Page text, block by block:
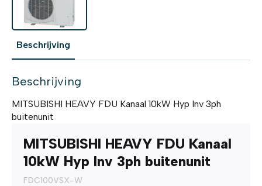
Beschrijving
Beschrijving
MITSUBISHI HEAVY FDU Kanaal 10kW Hyp Inv 3ph
buitenunit
MITSUBISHI HEAVY FDU Kanaal
10kW Hyp Inv 3ph buitenunit
FDC100VSX-W